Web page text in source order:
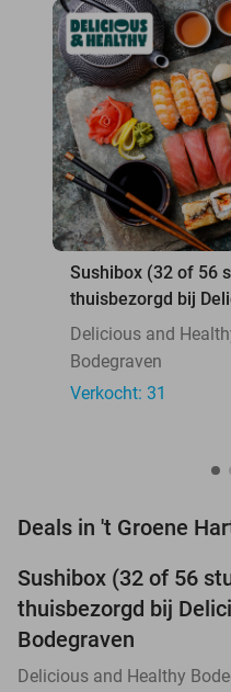
Sushibox (32 of 56
thuisbezorgd bij
Bodegraven
Delicious and
Bodegraven
Verkocht: 31
Deals in 't Groene
Sushibox (32 of 56
thuisbezorgd bij
Bodegraven
Delicious and Healthy